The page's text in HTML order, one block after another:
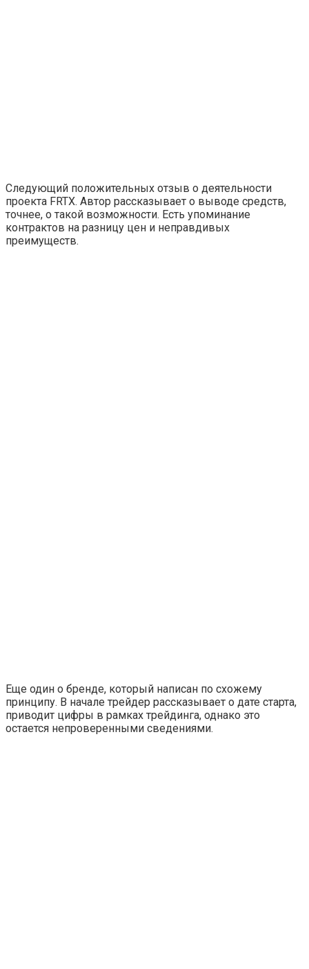
Следующий положительных отзыв о деятельности
проекта FRTX. Автор рассказывает о выводе средств,
точнее, о такой возможности. Есть упоминание
контрактов на разницу цен и неправдивых
преимуществ.
Еще один о бренде, который написан по схожему
принципу. В начале трейдер рассказывает о дате старта,
приводит цифры в рамках трейдинга, однако это
остается непроверенными сведениями.